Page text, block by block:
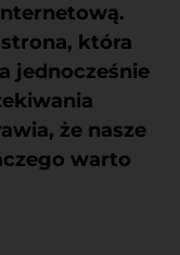
która
jednocześnie
że nasze
warto